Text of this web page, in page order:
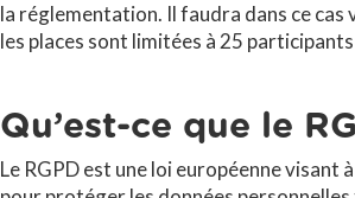
la réglementation. Il faudra dans ce cas
les places sont limitées à 25
Qu’est-ce que le
Le RGPD est une loi européenne